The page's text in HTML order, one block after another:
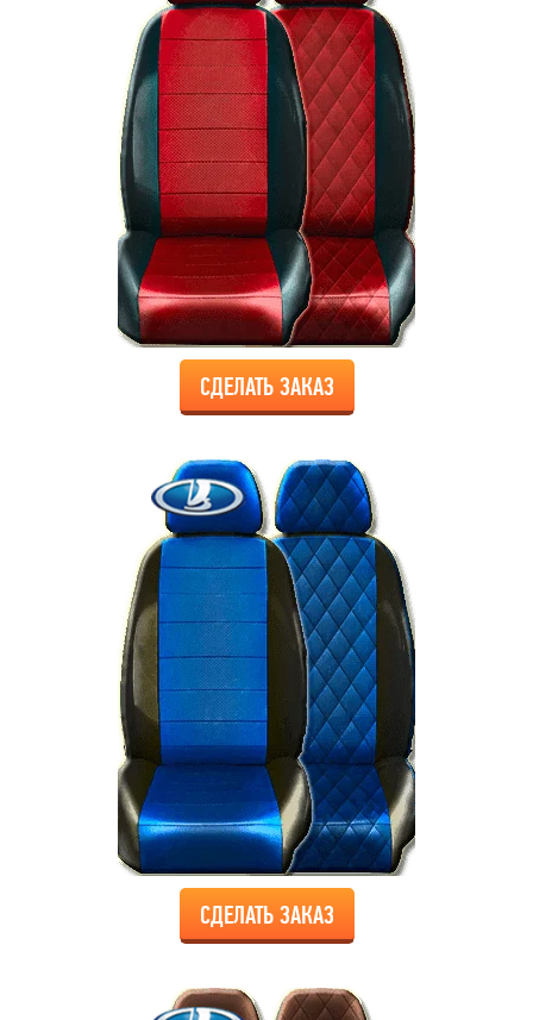
СДЕЛАТЬ ЗАКАЗ
СДЕЛАТЬ ЗАКАЗ